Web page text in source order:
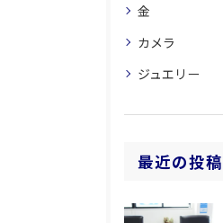
金
カメラ
ジュエリー
最近の投稿